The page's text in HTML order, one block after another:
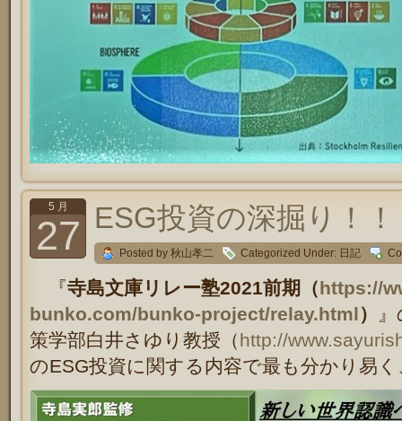
5 月
27 ESG投資の深掘り！！
Posted by 秋山孝二 Categorized Under: 日記
『寺島文庫リレー塾2021前期（https://
bunko.com/bunko-project/relay.html）
策学部白井さゆり教授（http://
のESG投資に関する内容で最も分かり易